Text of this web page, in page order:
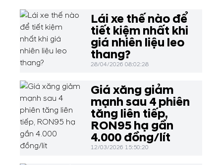
Lái xe thế nào để
tiết kiệm nhất khi
giá nhiên liệu leo
thang?
28/04/2026 08:02:28
Giá xăng giảm
mạnh sau 4 phiên
tăng liên tiếp,
RON95 hạ gần
4.000 đồng/lít
12/03/2026 15:50:20